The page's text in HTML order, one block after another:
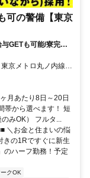
可の警備【東京
GETも可能/寮完備
京メトロ丸ノ内線
ロ東西線 中野（東
駅、上井草駅、久我
月あたり8日～20日
帯から選べます！ 短
みOK） フルタ...
＼お金と住まいの悩
きの1Rですぐに新生
のハーフ勤務！予定
クOK